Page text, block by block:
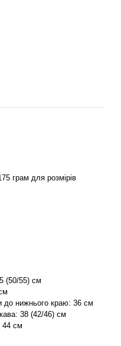
грам для розмірів
(50/55) см
до нижнього краю: 36 см
38 (42/46) см
44 см